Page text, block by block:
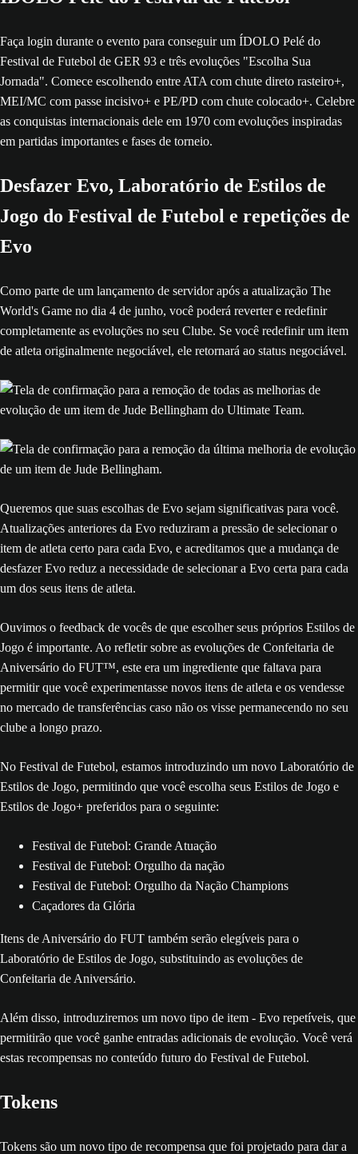
Faça login durante o evento para conseguir um ÍDOLO Pelé do
Festival de Futebol de GER 93 e três evoluções "Escolha Sua
Jornada". Comece escolhendo entre ATA com chute direto rasteiro+,
MEI/MC com passe incisivo+ e PE/PD com chute colocado+. Celebre
as conquistas internacionais dele em 1970 com evoluções inspiradas
em partidas importantes e fases de torneio.
Desfazer Evo, Laboratório de Estilos de
Jogo do Festival de Futebol e repetições de
Evo
Como parte de um lançamento de servidor após a atualização The
World's Game no dia 4 de junho, você poderá reverter e redefinir
completamente as evoluções no seu Clube. Se você redefinir um item
de atleta originalmente negociável, ele retornará ao status negociável.
Queremos que suas escolhas de Evo sejam significativas para você.
Atualizações anteriores da Evo reduziram a pressão de selecionar o
item de atleta certo para cada Evo, e acreditamos que a mudança de
desfazer Evo reduz a necessidade de selecionar a Evo certa para cada
um dos seus itens de atleta.
Ouvimos o feedback de vocês de que escolher seus próprios Estilos de
Jogo é importante. Ao refletir sobre as evoluções de Confeitaria de
Aniversário do FUT™, este era um ingrediente que faltava para
permitir que você experimentasse novos itens de atleta e os vendesse
no mercado de transferências caso não os visse permanecendo no seu
clube a longo prazo.
No Festival de Futebol, estamos introduzindo um novo Laboratório de
Estilos de Jogo, permitindo que você escolha seus Estilos de Jogo e
Estilos de Jogo+ preferidos para o seguinte:
Festival de Futebol: Grande Atuação
Festival de Futebol: Orgulho da nação
Festival de Futebol: Orgulho da Nação Champions
Caçadores da Glória
Itens de Aniversário do FUT também serão elegíveis para o
Laboratório de Estilos de Jogo, substituindo as evoluções de
Confeitaria de Aniversário.
Além disso, introduziremos um novo tipo de item - Evo repetíveis, que
permitirão que você ganhe entradas adicionais de evolução. Você verá
estas recompensas no conteúdo futuro do Festival de Futebol.
Tokens
Tokens são um novo tipo de recompensa que foi projetado para dar a